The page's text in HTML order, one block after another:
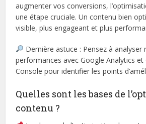
augmenter vos conversions,
une étape cruciale. Un contenu bien
visible, plus engageant et plus
Dernière astuce : Pensez à analyser
performances avec Google Analytics et
Console pour identifier les points
Quelles sont les bases de
contenu ?